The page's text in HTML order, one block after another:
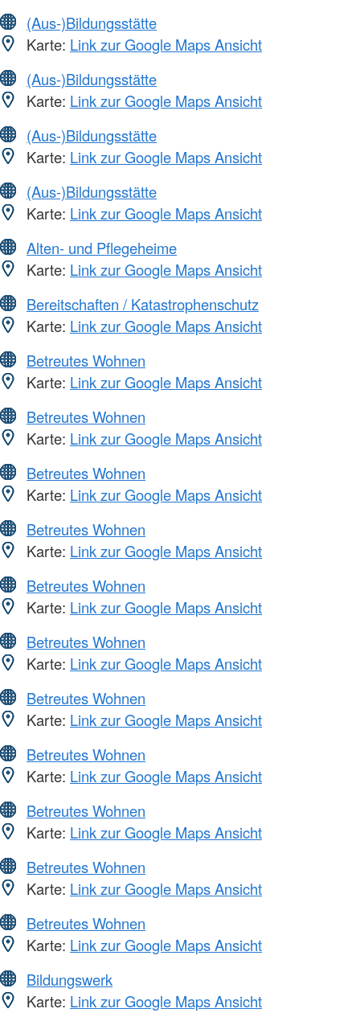
(Aus-)Bildungsstätte
Karte: Link zur Google Maps Ansicht
(Aus-)Bildungsstätte
Karte: Link zur Google Maps Ansicht
(Aus-)Bildungsstätte
Karte: Link zur Google Maps Ansicht
(Aus-)Bildungsstätte
Karte: Link zur Google Maps Ansicht
Alten- und Pflegeheime
Karte: Link zur Google Maps Ansicht
Bereitschaften / Katastrophenschutz
Karte: Link zur Google Maps Ansicht
Betreutes Wohnen
Karte: Link zur Google Maps Ansicht
Betreutes Wohnen
Karte: Link zur Google Maps Ansicht
Betreutes Wohnen
Karte: Link zur Google Maps Ansicht
Betreutes Wohnen
Karte: Link zur Google Maps Ansicht
Betreutes Wohnen
Karte: Link zur Google Maps Ansicht
Betreutes Wohnen
Karte: Link zur Google Maps Ansicht
Betreutes Wohnen
Karte: Link zur Google Maps Ansicht
Betreutes Wohnen
Karte: Link zur Google Maps Ansicht
Betreutes Wohnen
Karte: Link zur Google Maps Ansicht
Betreutes Wohnen
Karte: Link zur Google Maps Ansicht
Betreutes Wohnen
Karte: Link zur Google Maps Ansicht
Bildungswerk
Karte: Link zur Google Maps Ansicht